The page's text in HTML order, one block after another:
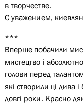
в творчестве.
С уважением,
***
Вперше побачили
мистецтво і
голови перед
які створили ці дива
довгі роки. Красно